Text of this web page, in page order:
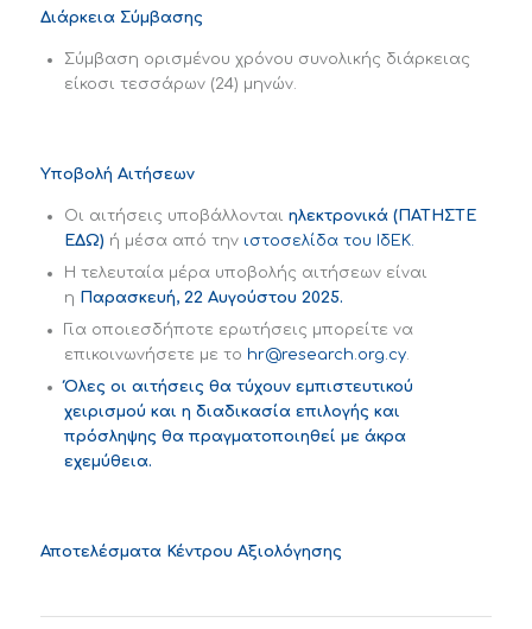
Διάρκεια Σύμβασης
Σύμβαση ορισμένου χρόνου συνολικής διάρκειας
είκοσι τεσσάρων (24) μηνών.
Υποβολή Αιτήσεων
Οι αιτήσεις υποβάλλονται ηλεκτρονικά (ΠΑΤΗΣΤΕ
ΕΔΩ) ή μέσα από την ιστοσελίδα του ΙδΕΚ.
Η τελευταία μέρα υποβολής αιτήσεων είναι
η Παρασκευή, 22 Αυγούστου 2025.
Για οποιεσδήποτε ερωτήσεις μπορείτε να
επικοινωνήσετε με το hr@research.org.cy.
Όλες οι αιτήσεις θα τύχουν εμπιστευτικού
χειρισμού και η διαδικασία επιλογής και
πρόσληψης θα πραγματοποιηθεί με άκρα
εχεμύθεια.
Αποτελέσματα Κέντρου Αξιολόγησης